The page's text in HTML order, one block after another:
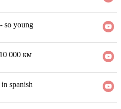
- so young
10 000 км
spanish